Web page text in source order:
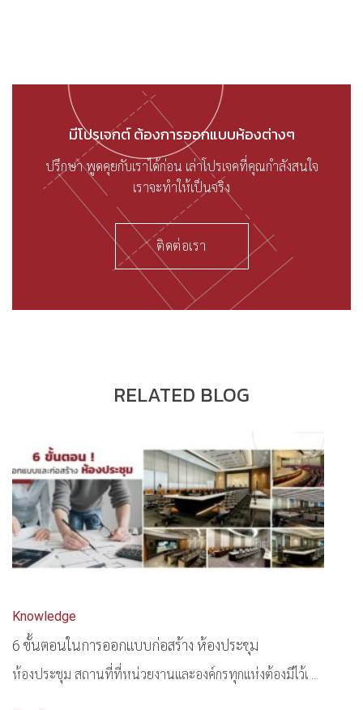
มีโปรเจกต์ ต้องการออกแบบห้องต่างๆ
ปรึกษา พูดคุยกับเราได้ก่อน เล่าโปรเจคที่คุณกำลังสนใจ
เราจะทำให้เป็นจริง
ติดต่อเรา
RELATED BLOG
Knowledge
6 ขั้นตอนในการออกแบบก่อสร้าง ห้องประชุม
ห้องประชุม สถานที่ที่หน่วยงานและองค์กรทุกแห่งต้องมีไว้เ ...